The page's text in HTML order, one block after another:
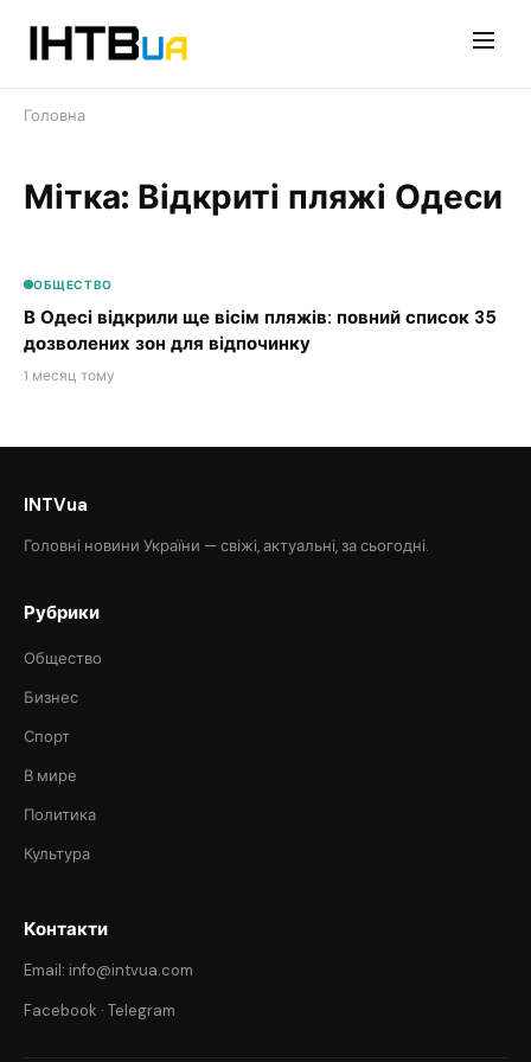
Головна
Мітка: Відкриті пляжі Одеси
ОБЩЕСТВО
В Одесі відкрили ще вісім пляжів: повний список 35
дозволених зон для відпочинку
1 месяц тому
INTVua
Головні новини України — свіжі, актуальні, за сьогодні.
Рубрики
Общество
Бизнес
Спорт
В мире
Политика
Культура
Контакти
Email: info@intvua.com
Facebook · Telegram